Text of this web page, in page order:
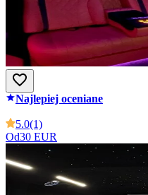
Najlepiej oceniane
5.0(1)
Od30 EUR